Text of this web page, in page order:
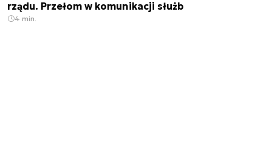
rządu. Przełom w komunikacji służb
4 min.